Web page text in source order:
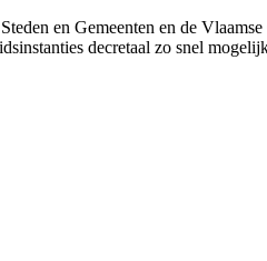
en Gemeenten en de
decretaal zo snel